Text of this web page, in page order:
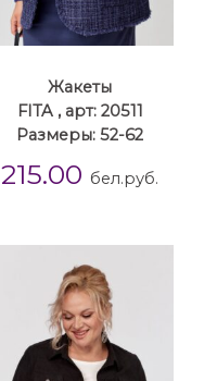
Жакеты
FITA , арт: 20511
Размеры: 52-62
215.00 бел.руб.